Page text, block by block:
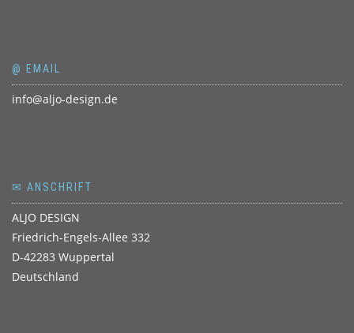
@ EMAIL
info@aljo-design.de
✉ ANSCHRIFT
ALJO DESIGN
Friedrich-Engels-Allee 332
D-42283 Wuppertal
Deutschland